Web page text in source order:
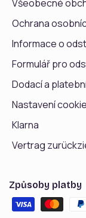
Všeobecné
Ochrana
Informace o
Formulář pro
Dodací a
Nastavení
Klarna
Vertrag
Způsoby platby